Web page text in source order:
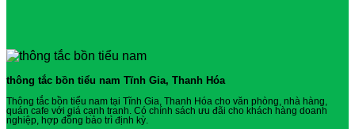
thông tắc bồn tiểu nam Tĩnh Gia, Thanh Hóa
Thông tắc bồn tiểu nam tại Tĩnh Gia, Thanh Hóa cho văn phòng, nhà hàng,
quán cafe với giá cạnh tranh. Có chính sách ưu đãi cho khách hàng doanh
nghiệp, hợp đồng bảo trì định kỳ.